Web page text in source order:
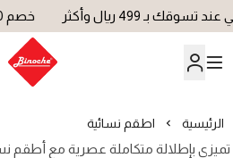
خصم 10% ( BN ) وشحن مجاني عند تسوقك بـ 499 ريال وأكثر
بينوش | Binoche
الرئيسية اطقم نسائية
تميزي بإطلالة متكاملة عصرية مع أطقم